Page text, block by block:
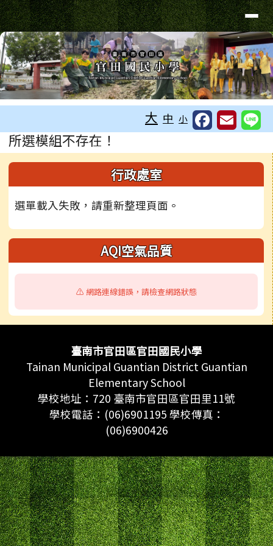
跳至主內容區
台南市官田國小
導覽列
大 中 小
主內容區域
所選模組不存在！
左邊區域內容 行政處室
選單載入失敗，請重新整理頁面。
AQI空氣品質
⚠️ 網路連線錯誤，請檢查網路狀態
頁尾區域
頁尾區域內容臺南市官田區官田國民小學
Tainan Municipal Guantian District Guantian
Elementary School
學校地址：720 臺南市官田區官田里11號
學校電話：(06)6901195 學校傳真：
(06)6900426